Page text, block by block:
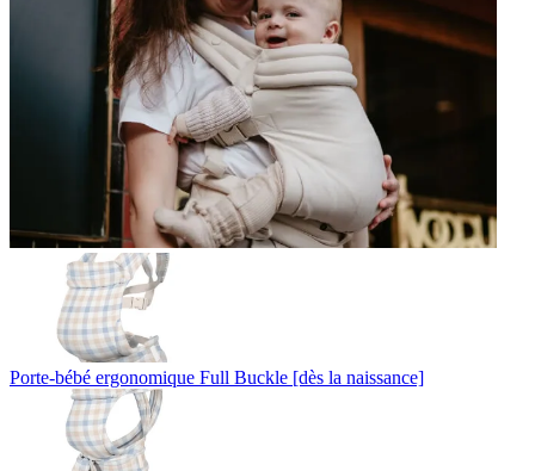
Porte-bébé ergonomique Full Buckle [dès la naissance]